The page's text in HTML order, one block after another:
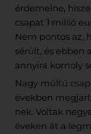
érdemelne,
csapat 1 millió
Nem pontos az,
sérült, és ebben
annyira komoly
Nagy múltú
években
nek. Voltak
éveken át a